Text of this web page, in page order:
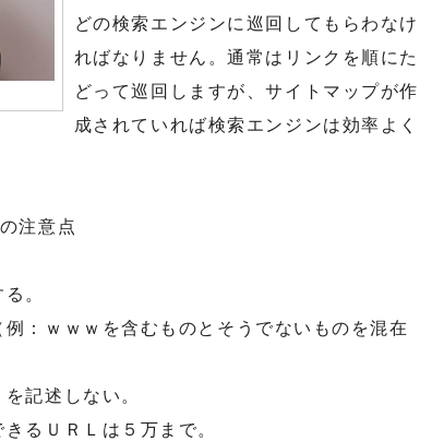
どの検索エンジンに巡回してもらわなけ
ればなりません。通常はリンクを順にた
どって巡回しますが、サイトマップが作
成されていれば検索エンジンは効率よく
注意点
。
例：ｗｗｗを含むものとそうでないものを混在
記述しない。
るＵＲＬは５万まで。